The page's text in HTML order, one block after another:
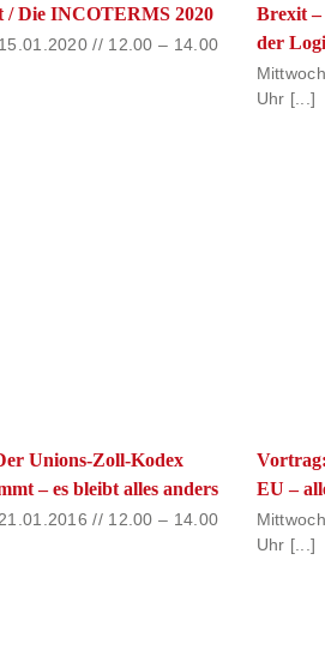
/ Die INCOTERMS 2020
// 12.00 – 14.00
Brexit –
der
Uhr [...]
Unions-Zoll-Kodex
– es bleibt alles anders
// 12.00 – 14.00
EU –
Uhr [...]